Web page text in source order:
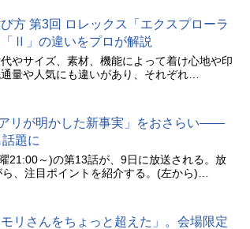
方 第3回 ロレックス「エクスプローラ
Ⅱ」の違いをプロが解説
やサイズ、素材、機能によって着け心地や印
量や人気にも違いがあり、それぞれ…
リが明かした新事実」をおさらい――
題に
21:00～)の第13話が、9日に放送される。放
、注目ポイントを紹介する。(左から)…
リさんをちょっと超えた」。会場限定